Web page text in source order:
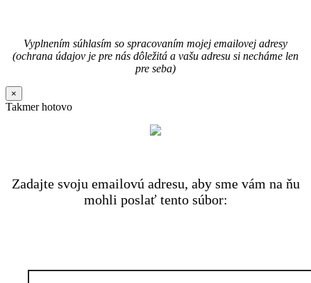
Vyplnením súhlasím so spracovaním mojej emailovej adresy
(ochrana údajov je pre nás dôležitá a vašu adresu si necháme len
pre seba)
×
Takmer hotovo
Zadajte svoju emailovú adresu, aby sme vám na ňu
mohli poslať tento súbor: